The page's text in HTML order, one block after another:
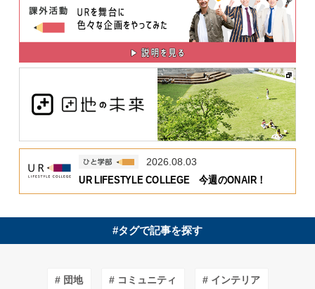
2026.08.03
UR LIFESTYLE COLLEGE 今週のONAIR！
#タグで記事を探す
団地 コミュニティ インテリア